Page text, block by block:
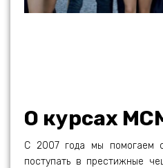
О курсах
С 2007 года мы помогаем
поступать в престижные